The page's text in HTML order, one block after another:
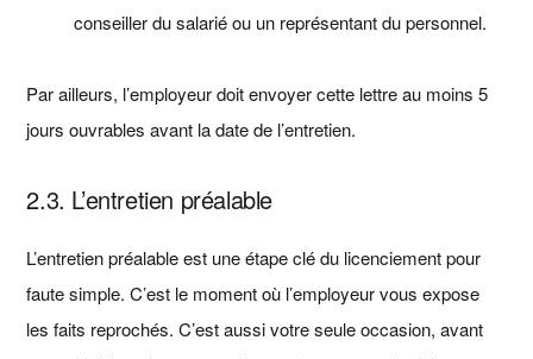
conseiller du salarié ou un représentant du personnel.
Par ailleurs, l’employeur doit envoyer cette lettre au moins 5
jours ouvrables avant la date de l’entretien.
2.3. L’entretien préalable
L’entretien préalable est une étape clé du licenciement pour
faute simple. C’est le moment où l’employeur vous expose
les faits reprochés. C’est aussi votre seule occasion, avant